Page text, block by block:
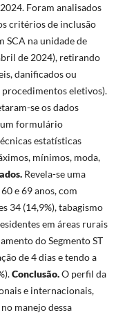
Foram analisados
critérios de inclusão
SCA na unidade de
de 2024), retirando
danificados ou
eletivos).
se os dados
um formulário
estatísticas
mínimos, moda,
Revela-se uma
e 69 anos, com
34 (14,9%), tabagismo
em áreas rurais
do Segmento ST
de 4 dias e tendo a
Conclusão.O perfil da
e internacionais,
manejo dessa